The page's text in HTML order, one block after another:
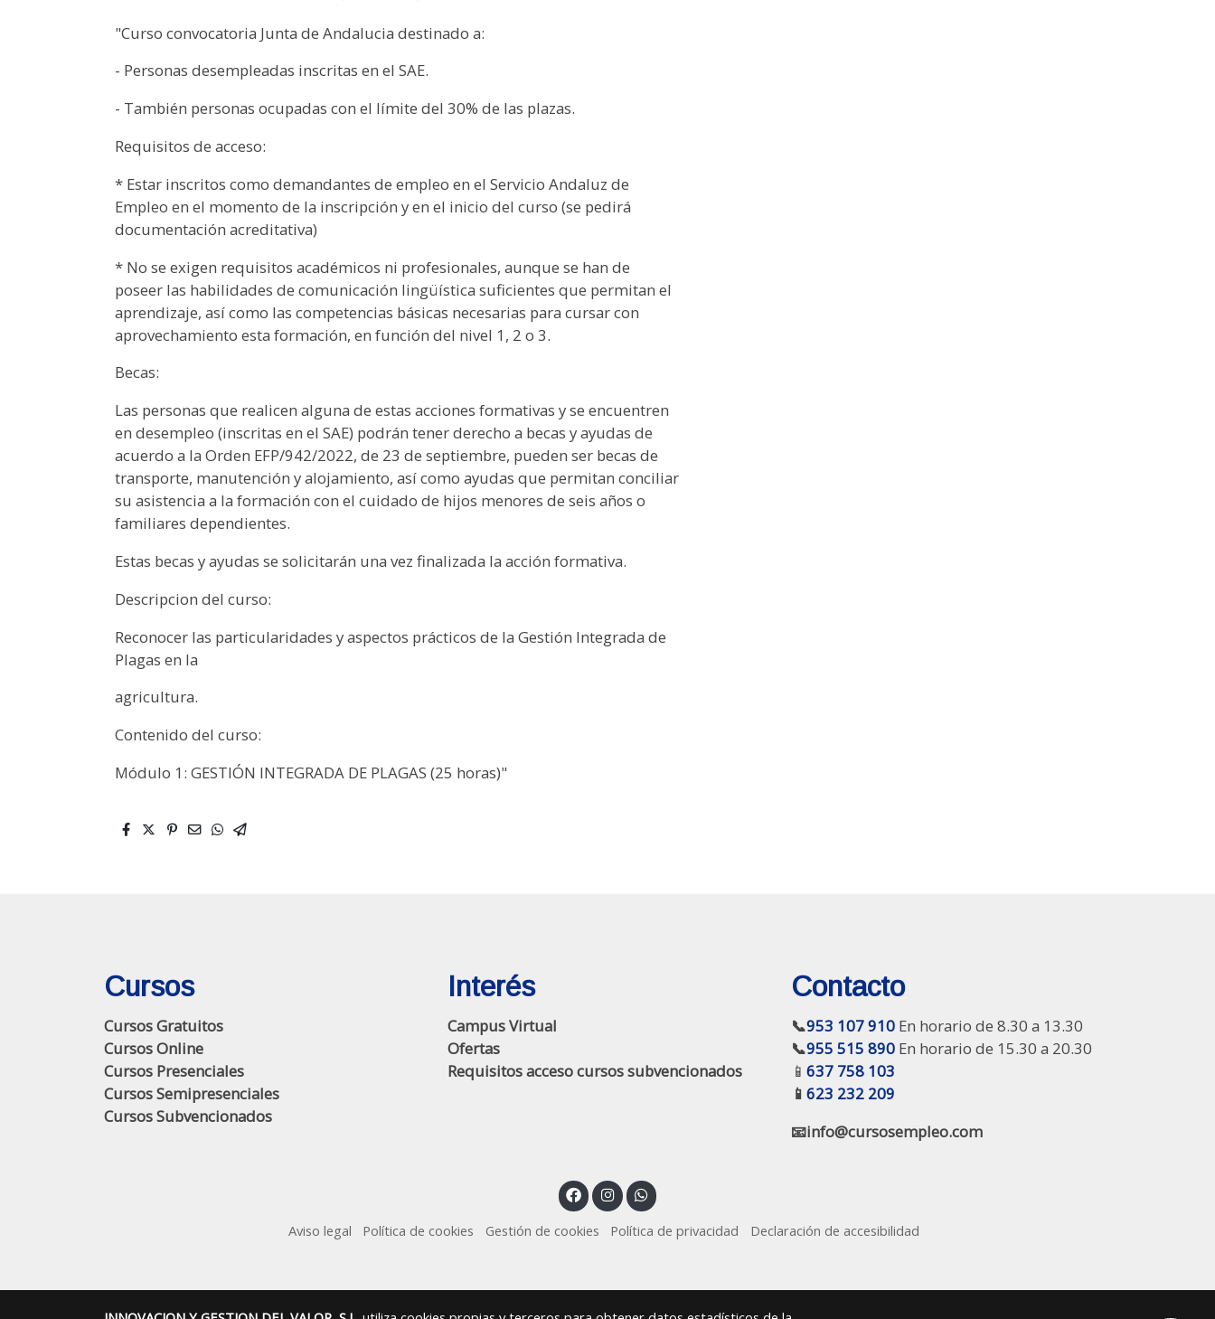
"Curso convocatoria Junta de Andalucia destinado a:
- Personas desempleadas inscritas en el SAE.
- También personas ocupadas con el límite del 30% de las plazas.
Requisitos de acceso:
* Estar inscritos como demandantes de empleo en el Servicio Andaluz de
Empleo en el momento de la inscripción y en el inicio del curso (se pedirá
documentación acreditativa)
* No se exigen requisitos académicos ni profesionales, aunque se han de
poseer las habilidades de comunicación lingüística suficientes que permitan el
aprendizaje, así como las competencias básicas necesarias para cursar con
aprovechamiento esta formación, en función del nivel 1, 2 o 3.
Becas:
Las personas que realicen alguna de estas acciones formativas y se encuentren
en desempleo (inscritas en el SAE) podrán tener derecho a becas y ayudas de
acuerdo a la Orden EFP/942/2022, de 23 de septiembre, pueden ser becas de
transporte, manutención y alojamiento, así como ayudas que permitan conciliar
su asistencia a la formación con el cuidado de hijos menores de seis años o
familiares dependientes.
Estas becas y ayudas se solicitarán una vez finalizada la acción formativa.
Descripcion del curso:
Reconocer las particularidades y aspectos prácticos de la Gestión Integrada de
Plagas en la
agricultura.
Contenido del curso:
Módulo 1: GESTIÓN INTEGRADA DE PLAGAS (25 horas)"
Cursos
Cursos Gratuitos
Cursos Online
Cursos Presenciales
Cursos Semipresenciales
Cursos Subvencionados
Interés
Campus Virtual
Ofertas
Requisitos acceso cursos subvencionados
Contacto
📞953 107 910En horario de 8.30 a 13.30
📞955 515 890En horario de 15.30 a 20.30
📱 637 758 103
📱 623 232 209
📧info@cursosempleo.com
Aviso legal Política de cookies Gestión de cookies Política de privacidad Declaración de accesibilidad